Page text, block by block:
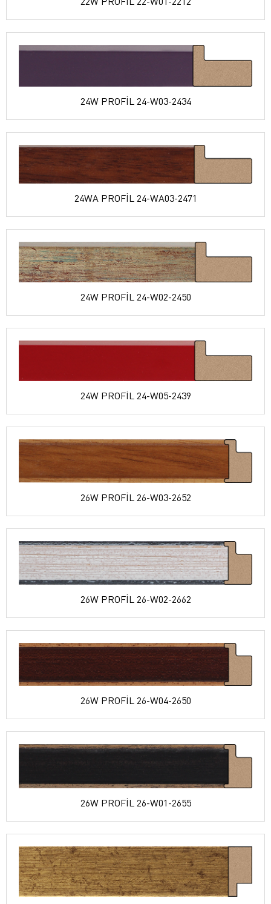
24W PROFİL 24-W03-2434
24WA PROFİL 24-WA03-2471
24W PROFİL 24-W02-2450
24W PROFİL 24-W05-2439
26W PROFİL 26-W03-2652
26W PROFİL 26-W02-2662
26W PROFİL 26-W04-2650
26W PROFİL 26-W01-2655